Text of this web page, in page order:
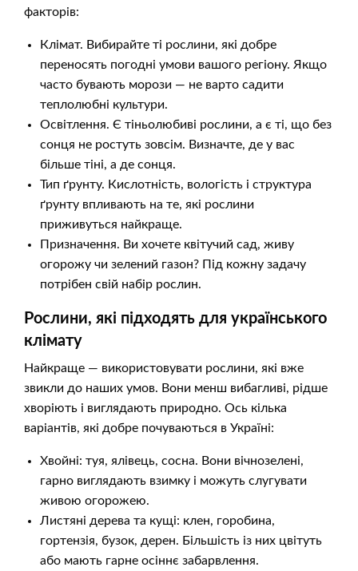
факторів:
Клімат. Вибирайте ті рослини, які добре
переносять погодні умови вашого регіону. Якщо
часто бувають морози — не варто садити
теплолюбні культури.
Освітлення. Є тіньолюбиві рослини, а є ті, що без
сонця не ростуть зовсім. Визначте, де у вас
більше тіні, а де сонця.
Тип ґрунту. Кислотність, вологість і структура
ґрунту впливають на те, які рослини
приживуться найкраще.
Призначення. Ви хочете квітучий сад, живу
огорожу чи зелений газон? Під кожну задачу
потрібен свій набір рослин.
Рослини, які підходять для українського
клімату
Найкраще — використовувати рослини, які вже
звикли до наших умов. Вони менш вибагливі, рідше
хворіють і виглядають природно. Ось кілька
варіантів, які добре почуваються в Україні:
Хвойні: туя, ялівець, сосна. Вони вічнозелені,
гарно виглядають взимку і можуть слугувати
живою огорожею.
Листяні дерева та кущі: клен, горобина,
гортензія, бузок, дерен. Більшість із них цвітуть
або мають гарне осіннє забарвлення.